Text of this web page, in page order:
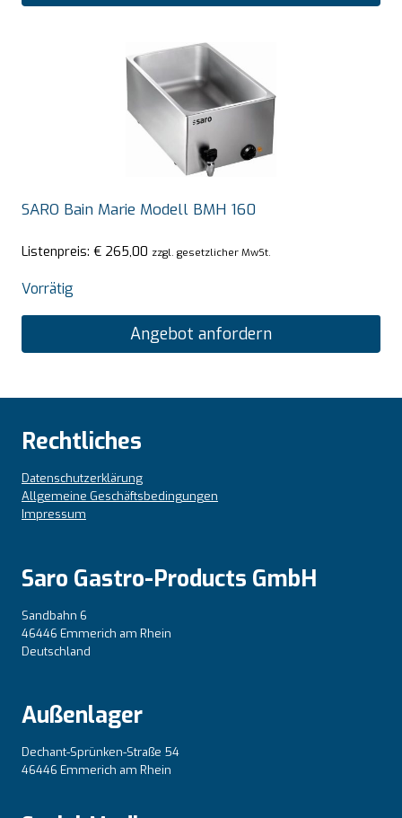
SARO Bain Marie Modell BMH 160
Listenpreis: € 265,00 zzgl. gesetzlicher MwSt.
Vorrätig
Angebot anfordern
Rechtliches
Datenschutzerklärung
Allgemeine Geschäftsbedingungen
Impressum
Saro Gastro-Products GmbH
Sandbahn 6
46446 Emmerich am Rhein
Deutschland
Außenlager
Dechant-Sprünken-Straße 54
46446 Emmerich am Rhein